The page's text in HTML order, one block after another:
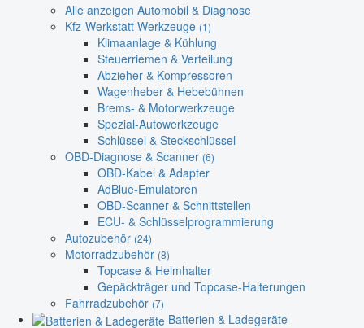
Alle anzeigen Automobil & Diagnose
Kfz-Werkstatt Werkzeuge (1)
Klimaanlage & Kühlung
Steuerriemen & Verteilung
Abzieher & Kompressoren
Wagenheber & Hebebühnen
Brems- & Motorwerkzeuge
Spezial-Autowerkzeuge
Schlüssel & Steckschlüssel
OBD-Diagnose & Scanner (6)
OBD-Kabel & Adapter
AdBlue-Emulatoren
OBD-Scanner & Schnittstellen
ECU- & Schlüsselprogrammierung
Autozubehör (24)
Motorradzubehör (8)
Topcase & Helmhalter
Gepäckträger und Topcase-Halterungen
Fahrradzubehör (7)
Batterien & Ladegeräte